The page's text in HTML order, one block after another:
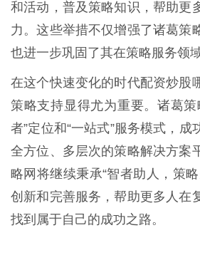
和活动，普及策略知识，帮助更
力。这些举措不仅增强了诸葛策
也进一步巩固了其在策略服务领
在这个快速变化的时代配资炒股
策略支持显得尤为重要。诸葛策
者”定位和“一站式”服务模式，成
全方位、多层次的策略解决方案
略网将继续秉承“智者助人，策
创新和完善服务，帮助更多人在
找到属于自己的成功之路。